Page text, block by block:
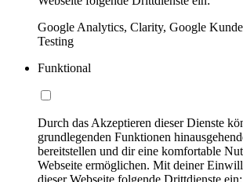
Google Analytics, Clarity, Google
Testing
Funktional
Durch das Akzeptieren dieser Dienste
grundlegenden Funktionen
bereitstellen und dir eine komfortable
Webseite ermöglichen. Mit deiner
dieser Webseite folgende Drittdienste ein: